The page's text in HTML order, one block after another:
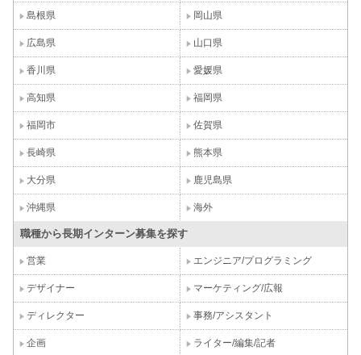
島根県 岡山県
広島県 山口県
香川県 愛媛県
高知県 福岡県
福岡市 佐賀県
長崎県 熊本県
大分県 鹿児島県
沖縄県 海外
職種から長期インターン募集を探す
営業 エンジニア/プログラミング
デザイナー マーケティング/広報
ディレクター 事務/アシスタント
企画 ライター/編集/記者